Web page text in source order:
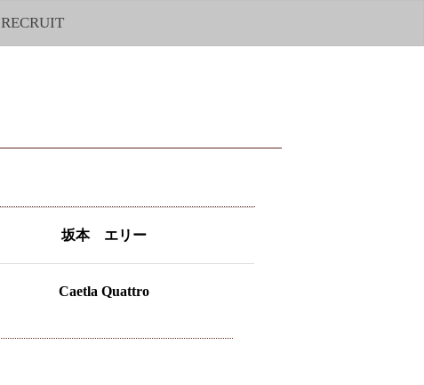
RECRUIT
坂本 エリー
Caetla Quattro